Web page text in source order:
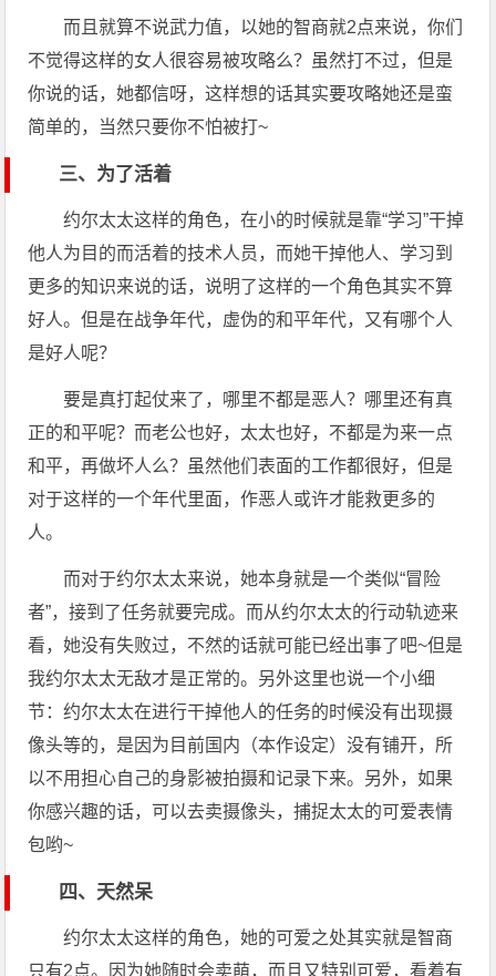
而且就算不说武力值，以她的智商就2点来说，你们
不觉得这样的女人很容易被攻略么？虽然打不过，但是
你说的话，她都信呀，这样想的话其实要攻略她还是蛮
简单的，当然只要你不怕被打~
三、为了活着
约尔太太这样的角色，在小的时候就是靠“学习”干掉
他人为目的而活着的技术人员，而她干掉他人、学习到
更多的知识来说的话，说明了这样的一个角色其实不算
好人。但是在战争年代，虚伪的和平年代，又有哪个人
是好人呢？
要是真打起仗来了，哪里不都是恶人？哪里还有真
正的和平呢？而老公也好，太太也好，不都是为来一点
和平，再做坏人么？虽然他们表面的工作都很好，但是
对于这样的一个年代里面，作恶人或许才能救更多的
人。
而对于约尔太太来说，她本身就是一个类似“冒险
者”，接到了任务就要完成。而从约尔太太的行动轨迹来
看，她没有失败过，不然的话就可能已经出事了吧~但是
我约尔太太无敌才是正常的。另外这里也说一个小细
节：约尔太太在进行干掉他人的任务的时候没有出现摄
像头等的，是因为目前国内（本作设定）没有铺开，所
以不用担心自己的身影被拍摄和记录下来。另外，如果
你感兴趣的话，可以去卖摄像头，捕捉太太的可爱表情
包哟~
四、天然呆
约尔太太这样的角色，她的可爱之处其实就是智商
只有2点。因为她随时会卖萌，而且又特别可爱，看着有